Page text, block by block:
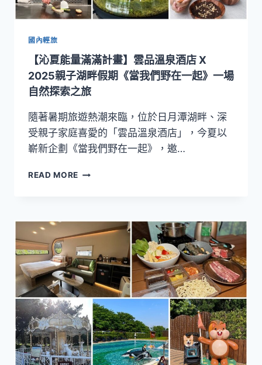
德
酒
店，
開
啟
質
感
生
活
學
國內輕旅
【沁夏能量滿滿計畫】雲品溫泉酒店 X
2025親子湖畔假期《當我們野在一起》一場
自然探索之旅
隨著暑期旅遊熱潮來臨，位於日月潭湖畔、深
受親子家庭喜愛的「雲品溫泉酒店」，今夏以
嶄新企劃《當我們野在一起》，邀…
READ MORE 【沁
滿
滿
計
畫】
雲
品
溫
泉
酒
店
X
2025